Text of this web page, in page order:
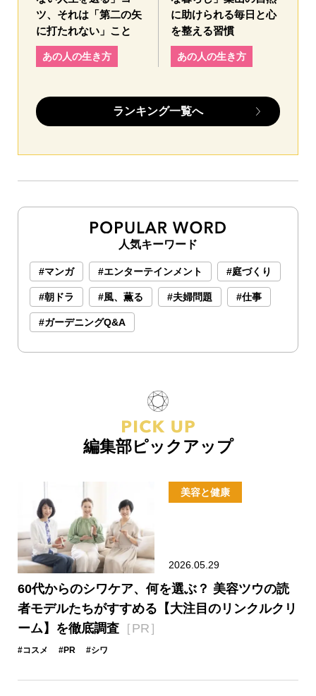
ツ、それは「第二の矢
に打たれない」こと
あの人の生き方
に助けられる毎日と心
を整える習慣
あの人の生き方
ランキング一覧へ
人気キーワード
#マンガ #エンターテインメント #庭づくり
#朝ドラ #風、薫る #夫婦問題 #仕事
#ガーデニングQ&A
編集部ピックアップ
美容と健康
2026.05.29
60代からのシワケア、何を選ぶ？ 美容ツウの読
者モデルたちがすすめる【大注目のリンクルクリ
ーム】を徹底調査 ［PR］
#コスメ #PR #シワ